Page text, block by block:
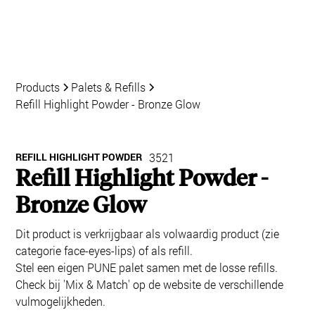
Products
Palets & Refills
Refill Highlight Powder - Bronze Glow
REFILL HIGHLIGHT POWDER 3521
Refill Highlight Powder -
Bronze Glow
Dit product is verkrijgbaar als volwaardig product (zie
categorie face-eyes-lips) of als refill.
Stel een eigen PUNE palet samen met de losse refills.
Check bij 'Mix & Match' op de website de verschillende
vulmogelijkheden.